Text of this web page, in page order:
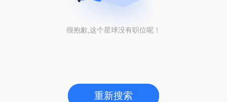
很抱歉,这个星球没有职位呢！
重新搜索